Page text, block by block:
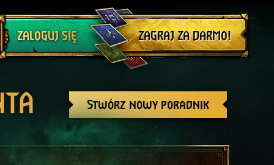
ZALOGUJ SIĘ
Wyloguj się
ZAGRAJ ZA DARMO!
Stwórz nowy poradnik